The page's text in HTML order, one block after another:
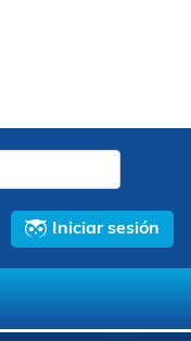
Iniciar sesión